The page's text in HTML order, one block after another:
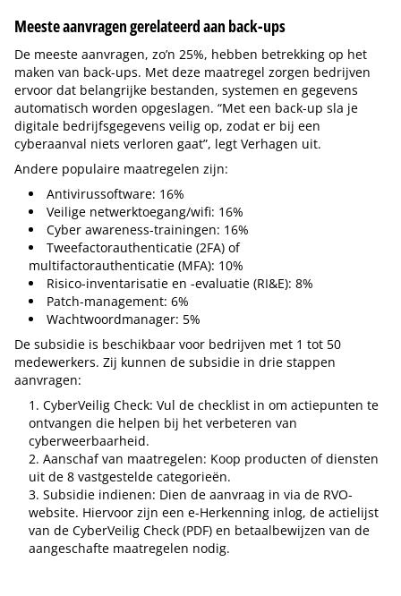
Meeste aanvragen gerelateerd aan back-ups
De meeste aanvragen, zo’n 25%, hebben betrekking op het
maken van back-ups. Met deze maatregel zorgen bedrijven
ervoor dat belangrijke bestanden, systemen en gegevens
automatisch worden opgeslagen. “Met een back-up sla je
digitale bedrijfsgegevens veilig op, zodat er bij een
cyberaanval niets verloren gaat”, legt Verhagen uit.
Andere populaire maatregelen zijn:
Antivirussoftware: 16%
Veilige netwerktoegang/wifi: 16%
Cyber awareness-trainingen: 16%
Tweefactorauthenticatie (2FA) of
multifactorauthenticatie (MFA): 10%
Risico-inventarisatie en -evaluatie (RI&E): 8%
Patch-management: 6%
Wachtwoordmanager: 5%
De subsidie is beschikbaar voor bedrijven met 1 tot 50
medewerkers. Zij kunnen de subsidie in drie stappen
aanvragen:
CyberVeilig Check: Vul de checklist in om actiepunten te
ontvangen die helpen bij het verbeteren van
cyberweerbaarheid.
Aanschaf van maatregelen: Koop producten of diensten
uit de 8 vastgestelde categorieën.
Subsidie indienen: Dien de aanvraag in via de RVO-
website. Hiervoor zijn een e-Herkenning inlog, de actielijst
van de CyberVeilig Check (PDF) en betaalbewijzen van de
aangeschafte maatregelen nodig.